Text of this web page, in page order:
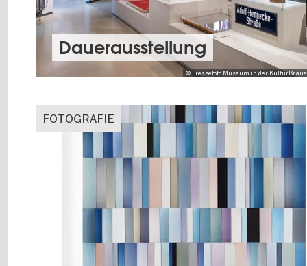
© Pressefoto Museum in der
Dauer­aus­stel­lung
FOTOGRAFIE